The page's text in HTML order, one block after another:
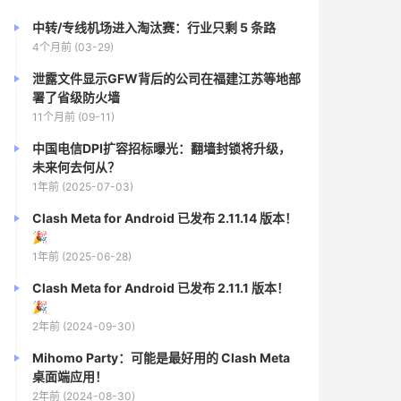
中转/专线机场进入淘汰赛：行业只剩 5 条路
4个月前 (03-29)
泄露文件显示GFW背后的公司在福建江苏等地部
署了省级防火墙
11个月前 (09-11)
中国电信DPI扩容招标曝光：翻墙封锁将升级，
未来何去何从？
1年前 (2025-07-03)
Clash Meta for Android 已发布 2.11.14 版本！
🎉
1年前 (2025-06-28)
Clash Meta for Android 已发布 2.11.1 版本！
🎉
2年前 (2024-09-30)
Mihomo Party：可能是最好用的 Clash Meta
桌面端应用！
2年前 (2024-08-30)